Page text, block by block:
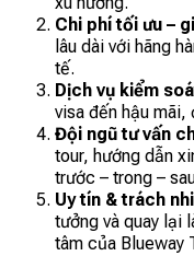
Chi phí tối ưu –
lâu dài với hãng
tế.
Dịch vụ kiểm
visa đến hậu mãi,
Đội ngũ tư vấn
tour, hướng dẫn
trước – trong –
Uy tín & trách
tưởng và quay lại
tâm của Blueway